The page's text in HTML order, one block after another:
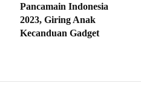
Pancamain Indonesia
2023, Giring Anak
Kecanduan Gadget